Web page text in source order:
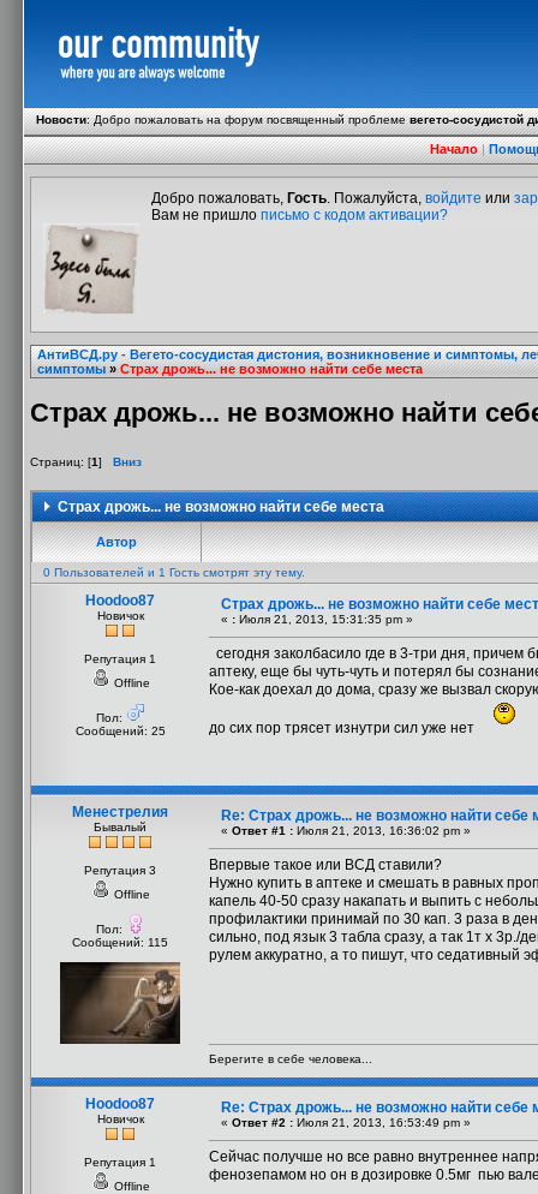
Новости:Добро пожаловать на форум посвященный проблемевегето-сосудистой
Начало|
Добро пожаловать, Гость. Пожалуйста, войдите или
Вам не пришло письмо с кодом активации?
АнтиВСД.ру - Вегето-сосудистая дистония, возникновение и симптомы,
симптомы»Страх дрожь... не возможно найти себе места
Страх дрожь... не возможно найти
Страниц: [1] Вниз
Страх дрожь... не возможно найти себе места
Автор
0 Пользователей и 1 Гость смотрят эту тему.
Hoodoo87
Новичок
Репутация 1
Offline
Пол:
Сообщений: 25
Страх дрожь... не возможно найти себе
« : Июля 21, 2013, 15:31:35 pm »
сегодня заколбасило где в 3-три дня, причем
аптеку, еще бы чуть-чуть и потерял бы
Кое-как доехал до дома, сразу же вызвал
до сих пор трясет изнутри сил уже нет
Менестрелия
Бывалый
Репутация 3
Offline
Пол:
Сообщений: 115
Re: Страх дрожь... не возможно найти себе
« Ответ #1 : Июля 21, 2013, 16:36:02 pm »
Впервые такое или ВСД ставили?
Нужно купить в аптеке и смешать в равных
капель 40-50 сразу накапать и выпить с
профилактики принимай по 30 кап. 3 раза в
сильно, под язык 3 табла сразу, а так 1т х 3р./
рулем аккуратно, а то пишут, что седативный
Берегите в себе человека...
Hoodoo87
Новичок
Репутация 1
Offline
Re: Страх дрожь... не возможно найти себе
« Ответ #2 : Июля 21, 2013, 16:53:49 pm »
Сейчас получше но все равно внутреннее
фенозепамом но он в дозировке 0.5мг пью